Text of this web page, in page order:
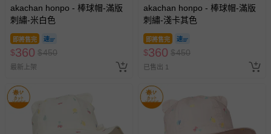
akachan honpo - 棒球帽-滿版
刺繡-米白色
即將售完
$360 $450
最新上架
akachan honpo - 棒球帽-滿版
刺繡-淺卡其色
即將售完
$360 $450
已售出 1